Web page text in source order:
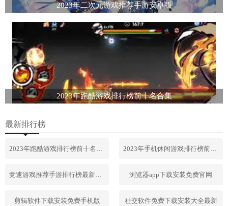
2023年二次元游戏推荐手游安卓版
2023年跑酷游戏排行榜前十名合集
最新排行榜
2023年手机休闲游戏排行榜前十名
浏览器app下载安装免费官网
剪辑软件下载安装免费手机版 社交软件免费下载安装大全最新